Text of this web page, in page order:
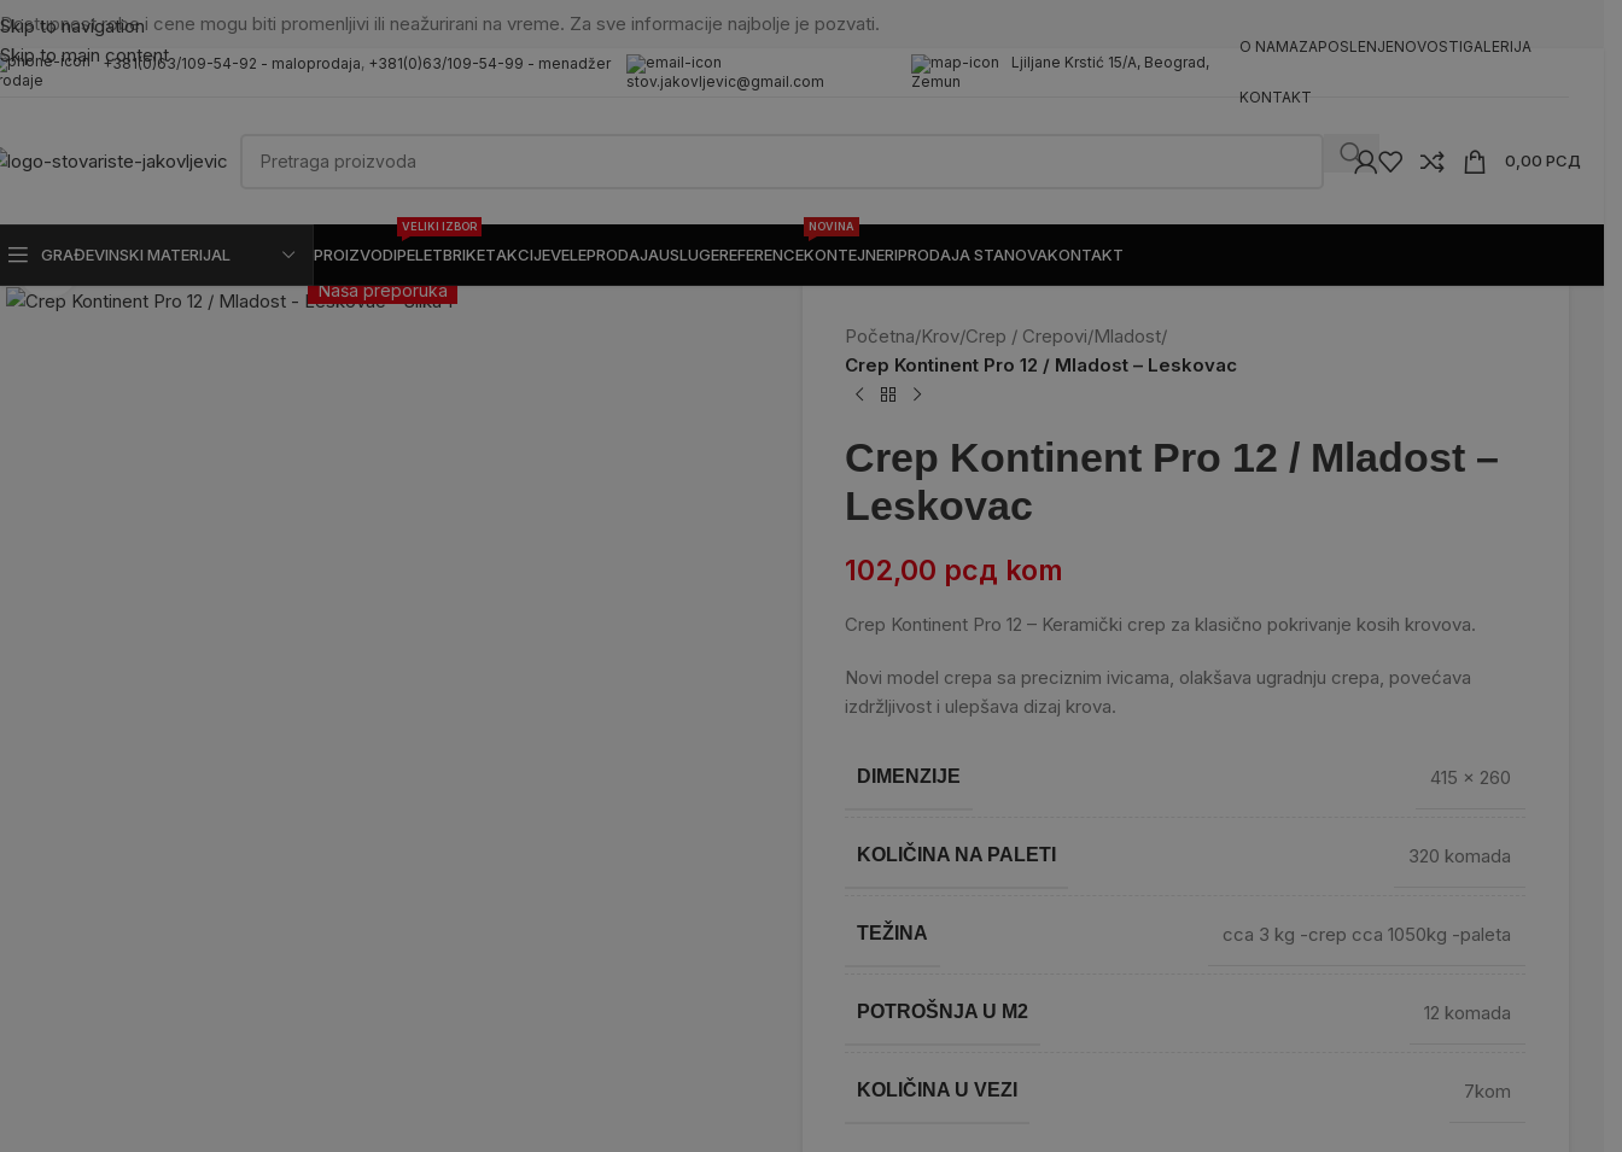
Skip to navigation
Skip to main content
Dostupnost robe i cene mogu biti promenljivi ili neažurirani na vreme. Za sve informacije najbolje je pozvati.
+381(0)63/109-54-92 - maloprodaja, +381(0)63/109-54-99 - menadžer
stov.jakovljevic@gmail.com
Ljiljane Krstić 15/A, Beograd,
Zemun
O NAMAZAPOSLENJENOVOSTIGALERIJA
KONTAKT
0,00 РСД
GRAĐEVINSKI MATERIJAL PROIZVODIPELET
VELIKI IZBOR
BRIKETAKCIJEVELEPRODAJAUSLUGEREFERENCEKONTEJNERI
NOVINA
PRODAJA STANOVAKONTAKT
Naša preporuka
Kliknite da uvećate
Početna/Krov/Crep / Crepovi/Mladost/
Crep Kontinent Pro 12 / Mladost – Leskovac
Crep Kontinent Pro 12 / Mladost –
Leskovac
102,00 рсд kom
Crep Kontinent Pro 12 – Keramički crep za klasično pokrivanje kosih krovova.
Novi model crepa sa preciznim ivicama, olakšava ugradnju crepa, povećava
izdržljivost i ulepšava dizaj krova.
DIMENZIJE 415 x 260
KOLIČINA NA PALETI 320 komada
TEŽINA cca 3 kg -crep cca 1050kg -paleta
POTROŠNJA U M2 12 komada
KOLIČINA U VEZI 7kom